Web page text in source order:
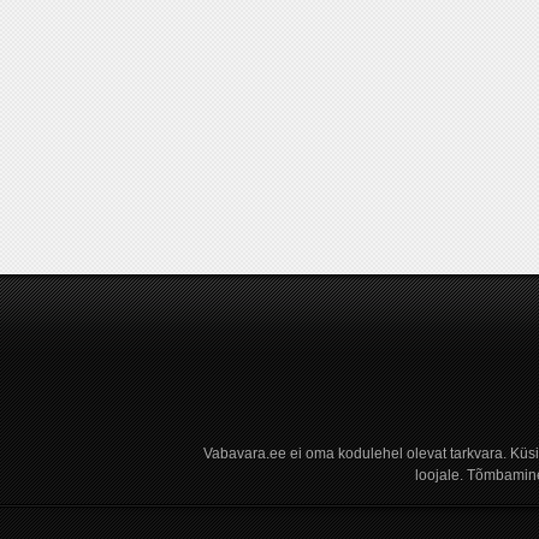
Vabavara.ee ei oma kodulehel olevat tarkvara.
loojale.